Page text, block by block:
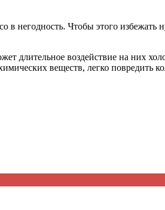
в негодность. Чтобы этого избежать
длительное воздействие на них
веществ, легко повредить